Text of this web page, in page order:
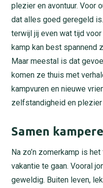
plezier en avontuur. Voor
dat alles goed geregeld
terwijl jij even wat tijd
kamp kan best spannend
Maar meestal is dat
komen ze thuis met
kampvuren en nieuwe
zelfstandigheid en plezier
Samen
Na zo’n zomerkamp is
vakantie te gaan. Vooral
geweldig. Buiten leven,